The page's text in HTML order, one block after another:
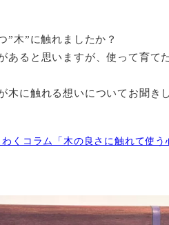
”木”に触れましたか？
あると思いますが、使って育て
木に触れる想いについてお聞き
わくコラム「木の良さに触れて使う